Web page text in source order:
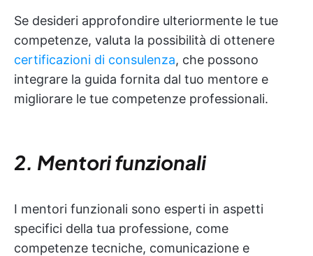
Se desideri approfondire ulteriormente le tue
competenze, valuta la possibilità di ottenere
certificazioni di consulenza, che possono
integrare la guida fornita dal tuo mentore e
migliorare le tue competenze professionali.
2. Mentori funzionali
I mentori funzionali sono esperti in aspetti
specifici della tua professione, come
competenze tecniche, comunicazione e